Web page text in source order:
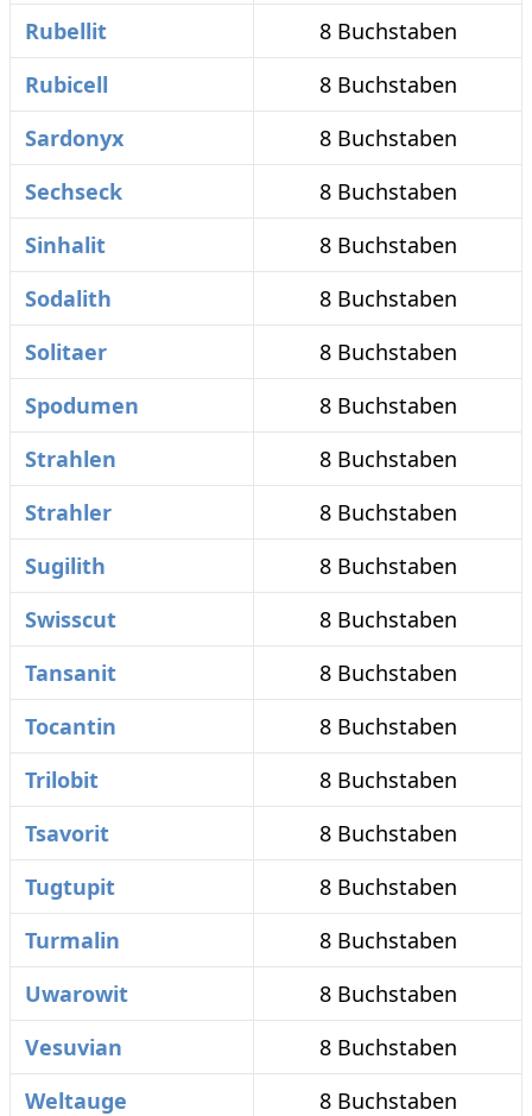
Rubellit
8 Buchstaben
Rubicell
8 Buchstaben
Sardonyx
8 Buchstaben
Sechseck
8 Buchstaben
Sinhalit
8 Buchstaben
Sodalith
8 Buchstaben
Solitaer
8 Buchstaben
Spodumen
8 Buchstaben
Strahlen
8 Buchstaben
Strahler
8 Buchstaben
Sugilith
8 Buchstaben
Swisscut
8 Buchstaben
Tansanit
8 Buchstaben
Tocantin
8 Buchstaben
Trilobit
8 Buchstaben
Tsavorit
8 Buchstaben
Tugtupit
8 Buchstaben
Turmalin
8 Buchstaben
Uwarowit
8 Buchstaben
Vesuvian
8 Buchstaben
Weltauge
8 Buchstaben